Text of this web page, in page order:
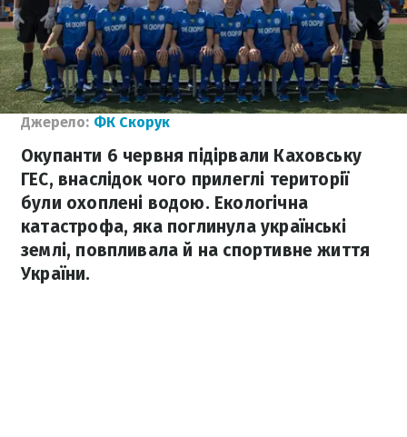
Джерело: ФК Скорук
Окупанти 6 червня підірвали Каховську
ГЕС, внаслідок чого прилеглі території
були охоплені водою. Екологічна
катастрофа, яка поглинула українські
землі, повпливала й на спортивне життя
України.